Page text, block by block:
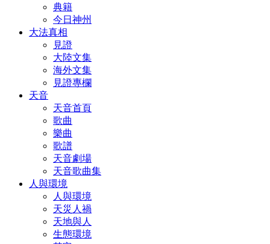
典籍
今日神州
大法真相
見證
大陸文集
海外文集
見證專欄
天音
天音首頁
歌曲
樂曲
歌譜
天音劇場
天音歌曲集
人與環境
人與環境
天災人禍
天地與人
生態環境